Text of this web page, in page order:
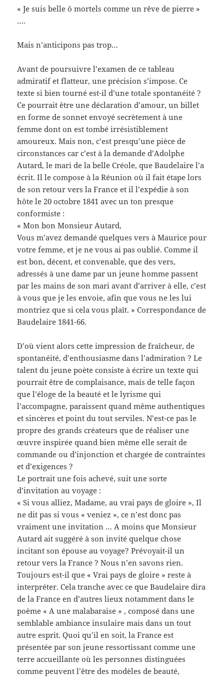
« Je suis belle ô mortels comme un rêve de pierre »
….
Mais n’anticipons pas trop…
Avant de poursuivre l’examen de ce tableau
admiratif et flatteur, une précision s’impose. Ce
texte si bien tourné est-il d’une totale spontanéité ?
Ce pourrait être une déclaration d’amour, un billet
en forme de sonnet envoyé secrètement à une
femme dont on est tombé irrésistiblement
amoureux. Mais non, c’est presqu’une pièce de
circonstances car c’est à la demande d’Adolphe
Autard, le mari de la belle Créole, que Baudelaire l’a
écrit. Il le compose à la Réunion où il fait étape lors
de son retour vers la France et il l’expédie à son
hôte le 20 octobre 1841 avec un ton presque
conformiste :
« Mon bon Monsieur Autard,
Vous m’avez demandé quelques vers à Maurice pour
votre femme, et je ne vous ai pas oublié. Comme il
est bon, décent, et convenable, que des vers,
adressés à une dame par un jeune homme passent
par les mains de son mari avant d’arriver à elle, c’est
à vous que je les envoie, afin que vous ne les lui
montriez que si cela vous plaît. » Correspondance de
Baudelaire 1841-66.
D’où vient alors cette impression de fraîcheur, de
spontanéité, d’enthousiasme dans l’admiration ? Le
talent du jeune poète consiste à écrire un texte qui
pourrait être de complaisance, mais de telle façon
que l’éloge de la beauté et le lyrisme qui
l’accompagne, paraissent quand même authentiques
et sincères et point du tout serviles. N’est-ce pas le
propre des grands créateurs que de réaliser une
œuvre inspirée quand bien même elle serait de
commande ou d’injonction et chargée de contraintes
et d’exigences ?
Le portrait une fois achevé, suit une sorte
d’invitation au voyage :
« Si vous alliez, Madame, au vrai pays de gloire », Il
ne dit pas si vous « veniez », ce n’est donc pas
vraiment une invitation … A moins que Monsieur
Autard ait suggéré à son invité quelque chose
incitant son épouse au voyage? Prévoyait-il un
retour vers la France ? Nous n’en savons rien.
Toujours est-il que « Vrai pays de gloire » reste à
interpréter. Cela tranche avec ce que Baudelaire dira
de la France en d’autres lieux notamment dans le
poème « A une malabaraise » , composé dans une
semblable ambiance insulaire mais dans un tout
autre esprit. Quoi qu’il en soit, la France est
présentée par son jeune ressortissant comme une
terre accueillante où les personnes distinguées
comme peuvent l’être des modèles de beauté,